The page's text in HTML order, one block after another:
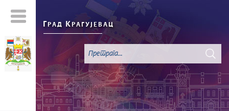
Г РАД К РАГУЈЕВАЦ